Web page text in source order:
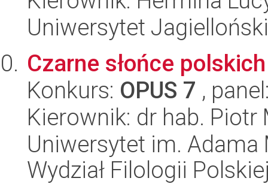
Uniwersytet
Czarne słońce
Konkurs: OPUS 7 ,
Kierownik: dr hab. Piotr
Uniwersytet im.
Wydział Filologii